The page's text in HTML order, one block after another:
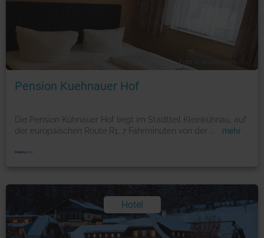
Foto: © booking.com
Pension Kuehnauer Hof
Die Pension Kühnauer Hof liegt im Stadtteil Kleinkühnau, auf
der europäischen Route R1, 7 Fahrminuten von der
mehr
Hotel